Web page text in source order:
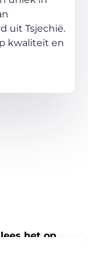
uit Tsjechië.
kwaliteit en
het op